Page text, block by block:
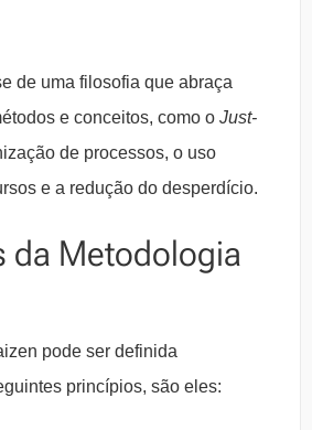
de uma filosofia que abraça
e conceitos, como o Just-
de processos, o uso
e a redução do desperdício.
da Metodologia
pode ser definida
princípios, são eles: